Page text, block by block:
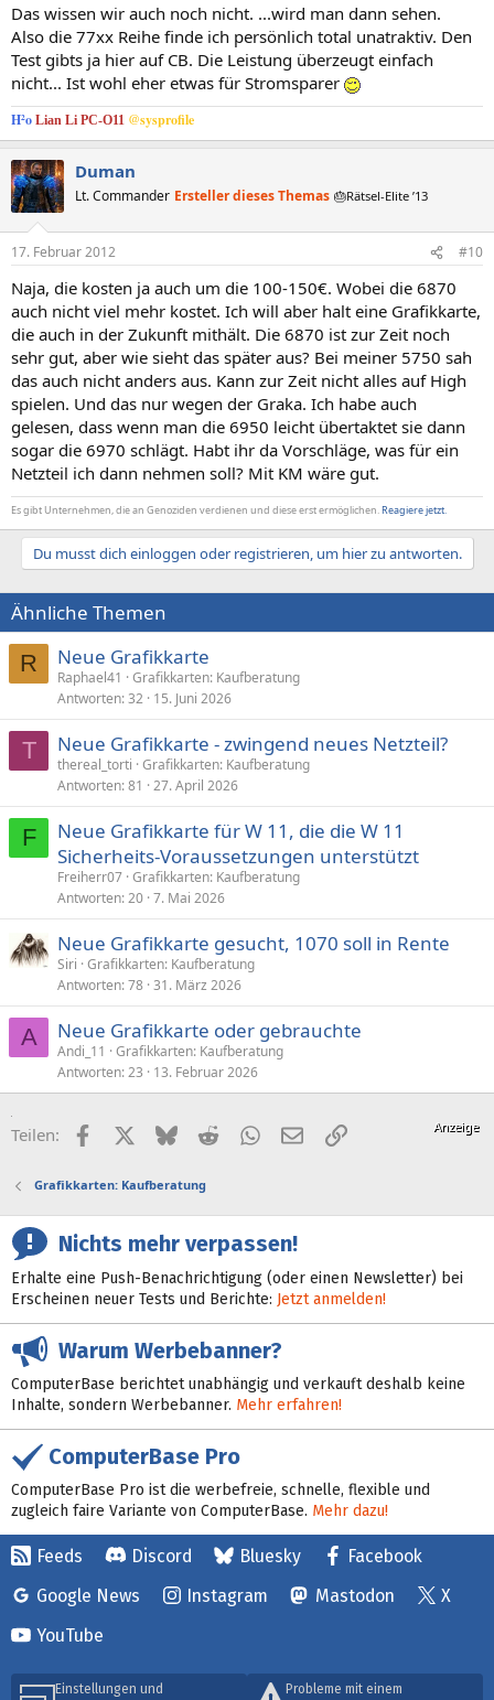
Das wissen wir auch noch nicht. ...wird man dann sehen.
Also die 77xx Reihe finde ich persönlich total unatraktiv. Den
Test gibts ja hier auf CB. Die Leistung überzeugt einfach
nicht... Ist wohl eher etwas für Stromsparer
H²o Lian Li PC-O11 @sysprofile
Duman
Lt. Commander Ersteller dieses Themas 🎂Rätsel-Elite ’13
17. Februar 2012 #10
Naja, die kosten ja auch um die 100-150€. Wobei die 6870
auch nicht viel mehr kostet. Ich will aber halt eine Grafikkarte,
die auch in der Zukunft mithält. Die 6870 ist zur Zeit noch
sehr gut, aber wie sieht das später aus? Bei meiner 5750 sah
das auch nicht anders aus. Kann zur Zeit nicht alles auf High
spielen. Und das nur wegen der Graka. Ich habe auch
gelesen, dass wenn man die 6950 leicht übertaktet sie dann
sogar die 6970 schlägt. Habt ihr da Vorschläge, was für ein
Netzteil ich dann nehmen soll? Mit KM wäre gut.
Es gibt Unternehmen, die an Genoziden verdienen und diese erst ermöglichen.Reagiere jetzt.
Du musst dich einloggen oder registrieren, um hier zu antworten.
Ähnliche Themen
R Neue Grafikkarte
Raphael41
Grafikkarten: Kaufberatung
Antworten 32 15. Juni 2026
T Neue Grafikkarte - zwingend neues Netzteil?
thereal_torti Grafikkarten: Kaufberatung
Antworten 81 27. April 2026
F
Neue Grafikkarte für W 11, die die W 11
Sicherheits-Voraussetzungen unterstützt
Freiherr07 Grafikkarten: Kaufberatung
Antworten 20 7. Mai 2026
Neue Grafikkarte gesucht, 1070 soll in Rente
Siri Grafikkarten: Kaufberatung
Antworten 78 31. März 2026
A Neue Grafikkarte oder gebrauchte
Andi_11
Grafikkarten: Kaufberatung
Antworten 23 13. Februar 2026
Teilen: FacebookX (Twitter)
BlueskyRedditWhatsApp
E-MailLink
Grafikkarten: Kaufberatung
Nichts mehr verpassen!
Erhalte eine Push-Benachrichtigung (oder einen Newsletter) bei
Erscheinen neuer Tests und Berichte: Jetzt anmelden!
Warum Werbebanner?
ComputerBase berichtet unabhängig und verkauft deshalb keine
Inhalte, sondern Werbebanner. Mehr erfahren!
ComputerBase Pro
ComputerBase Pro ist die werbefreie, schnelle, flexible und
zugleich faire Variante von ComputerBase. Mehr dazu!
Feeds Discord Bluesky
Facebook
Google News
Instagram Mastodon
X
YouTube
Einstellungen und
Probleme mit einem